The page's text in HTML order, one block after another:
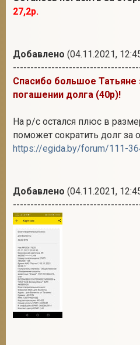
27,2р.
Добавлено (04.11.2021,
Спасибо большое
погашении долга (40р)!
На р/с остался плюс в
поможет сократить долг
https://egida.by/forum/111-
Добавлено (04.11.2021,